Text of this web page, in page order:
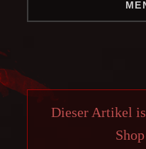
Dieser Artikel